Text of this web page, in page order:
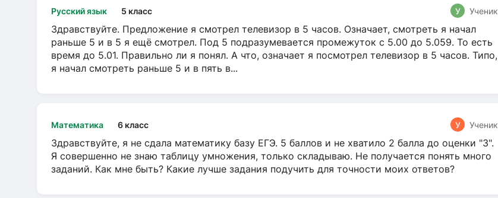
Русский язык 5 класс У Ученик
Здравствуйте. Предложение я смотрел телевизор в 5 часов. Означает, смотреть я начал
раньше 5 и в 5 я ещё смотрел. Под 5 подразумевается промежуток с 5.00 до 5.059. То есть
время до 5.01. Правильно ли я понял. А что, означает я посмотрел телевизор в 5 часов. Типо,
я начал смотреть раньше 5 и в пять в...
Математика 6 класс У Ученик
Здравствуйте, я не сдала математику базу ЕГЭ. 5 баллов и не хватило 2 балла до оценки "3".
Я совершенно не знаю таблицу умножения, только складываю. Не получается понять много
заданий. Как мне быть? Какие лучше задания подучить для точности моих ответов?